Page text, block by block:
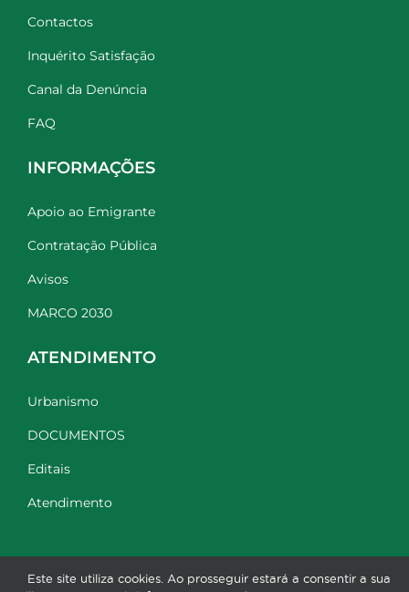
Contactos
Inquérito Satisfação
Canal da Denúncia
FAQ
INFORMAÇÕES
Apoio ao Emigrante
Contratação Pública
Avisos
MARCO 2030
ATENDIMENTO
Urbanismo
DOCUMENTOS
Editais
Atendimento
Este site utiliza cookies. Ao prosseguir estará a consentir a sua